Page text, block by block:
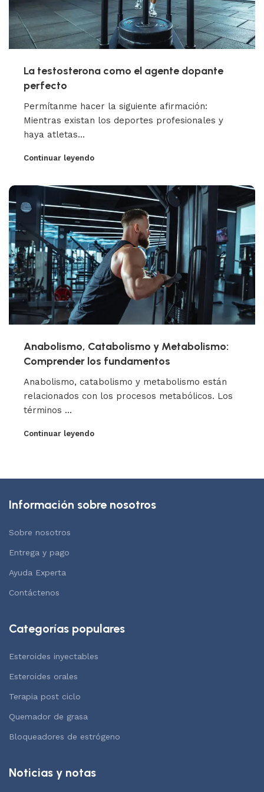
La testosterona como el agente dopante
perfecto
Permítanme hacer la siguiente afirmación:
Mientras existan los deportes profesionales y
haya atletas...
Continuar leyendo
Anabolismo, Catabolismo y Metabolismo:
Comprender los fundamentos
Anabolismo, catabolismo y metabolismo están
relacionados con los procesos metabólicos. Los
términos ...
Continuar leyendo
Información sobre nosotros
Sobre nosotros
Entrega y pago
Ayuda Experta
Contáctenos
Categorías populares
Esteroides inyectables
Esteroides orales
Terapia post ciclo
Quemador de grasa
Bloqueadores de estrógeno
Noticias y notas